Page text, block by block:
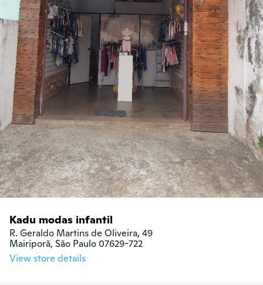
Kadu modas infantil
R. Geraldo Martins de Oliveira, 49
Mairiporã, São Paulo 07629-722
View store details